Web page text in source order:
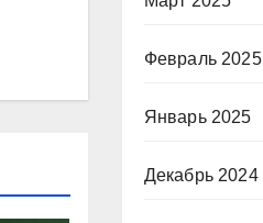
Февраль 2025
Январь 2025
Декабрь 2024